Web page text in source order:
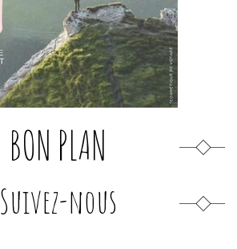
BON PLAN
Suivez-nous